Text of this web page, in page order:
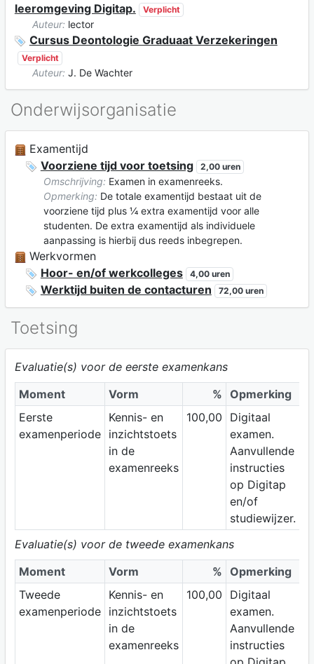
leeromgeving Digitap.
Verplicht
Auteur: lector
Cursus Deontologie Graduaat Verzekeringen
Verplicht
Auteur: J. De Wachter
Onderwijsorganisatie
Examentijd
Voorziene tijd voor toetsing
2,00 uren
Omschrijving: Examen in examenreeks.
Opmerking: De totale examentijd bestaat uit de
voorziene tijd plus ¼ extra examentijd voor alle
studenten. De extra examentijd als individuele
aanpassing is hierbij dus reeds inbegrepen.
Werkvormen
Hoor- en/of werkcolleges
4,00 uren
Werktijd buiten de contacturen 72,00 uren
Toetsing
Evaluatie(s) voor de eerste examenkans
Moment
Vorm % Opmerking
Eerste
examenperiode
Kennis- en
inzichtstoets
in de
examenreeks
100,00
Digitaal
examen.
Aanvullende
instructies
op Digitap
en/of
studiewijzer.
Evaluatie(s) voor de tweede examenkans
Moment
Vorm % Opmerking
Tweede
examenperiode
Kennis- en
inzichtstoets
in de
examenreeks
100,00
Digitaal
examen.
Aanvullende
instructies